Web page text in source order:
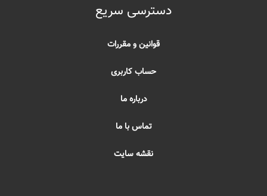
دسترسی سریع
قوانین و مقررات
حساب کاربری
درباره ما
تماس با ما
نقشه سایت